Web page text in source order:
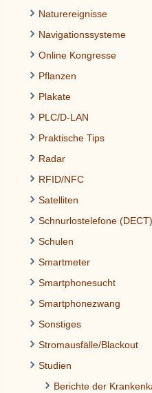
Naturereignisse
Navigationssysteme
Online Kongresse
Pflanzen
Plakate
PLC/D-LAN
Praktische Tips
Radar
RFID/NFC
Satelliten
Schnurlostelefone (DECT)
Schulen
Smartmeter
Smartphonesucht
Smartphonezwang
Sonstiges
Stromausfälle/Blackout
Studien
Berichte der